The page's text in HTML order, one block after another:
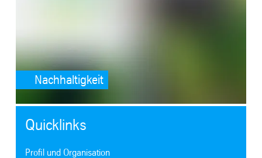
Nachhaltigkeit
Quicklinks
Profil und Organisation